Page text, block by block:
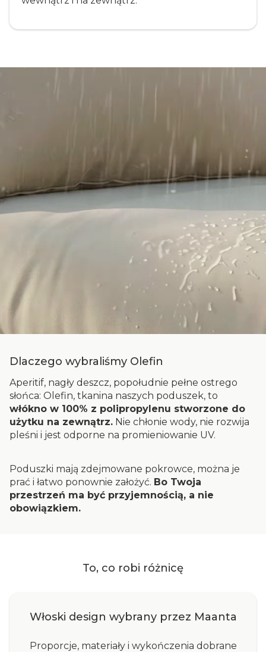
Dlaczego wybraliśmy Olefin
Aperitif, nagły deszcz, popołudnie pełne ostrego
słońca: Olefin, tkanina naszych poduszek, to
włókno w 100% z polipropylenu stworzone do
użytku na zewnątrz. Nie chłonie wody, nie rozwija
pleśni i jest odporne na promieniowanie UV.
Poduszki mają zdejmowane pokrowce, można je
prać i łatwo ponownie założyć. Bo Twoja
przestrzeń ma być przyjemnością, a nie
obowiązkiem.
To, co robi różnicę
Włoski design wybrany przez Maanta
Proporcje, materiały i wykończenia dobrane